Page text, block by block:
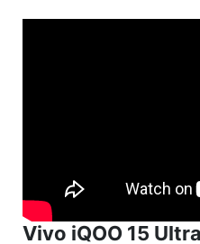
Vivo iQOO 15 Ultra